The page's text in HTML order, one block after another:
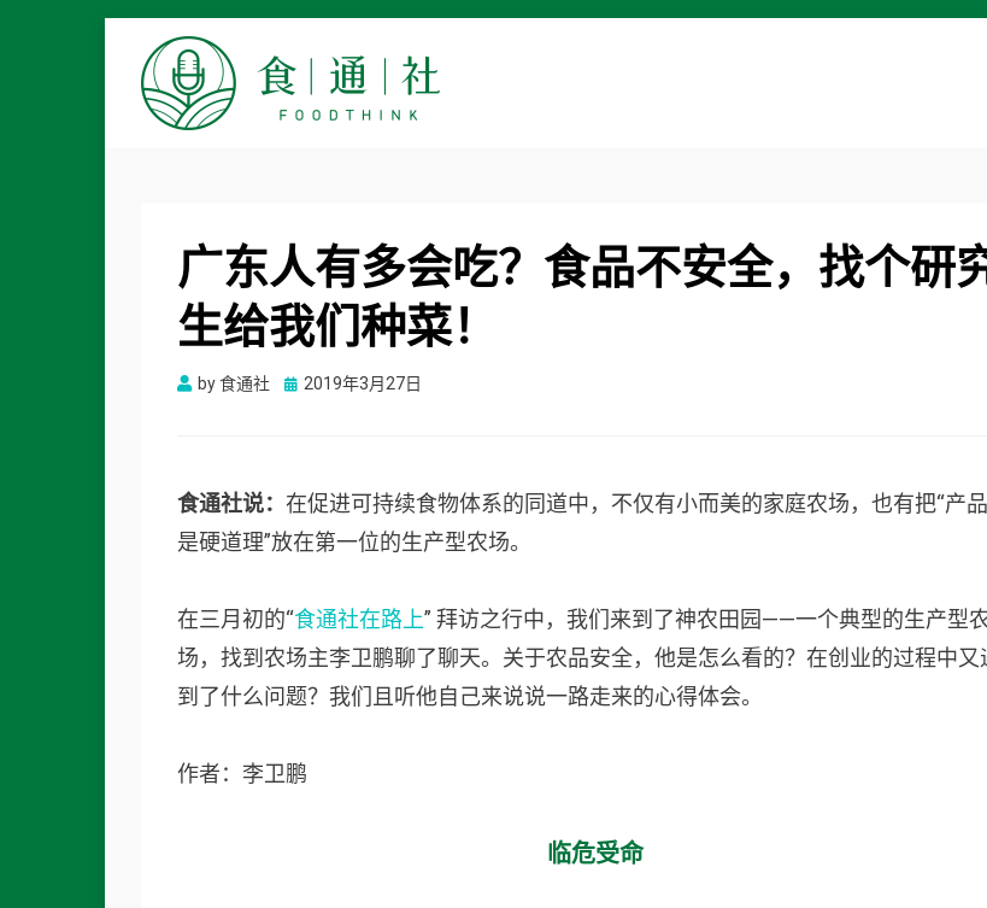
广东人有多会吃？食品不安全，找个研
生给我们种菜！
by食通社
Posted
2019年3月27日
食通社说： 在促进可持续食物体系的同道中，不仅有小而美的家庭农场，也有把“产
是硬道理”放在第一位的生产型农场。
在三月初的“食通社在路上” 拜访之行中，我们来到了神农田园——一个典型的生产型
场，找到农场主李卫鹏聊了聊天。关于农品安全，他是怎么看的？在创业的过程中又
到了什么问题？我们且听他自己来说说一路走来的心得体会。
作者：李卫鹏
临危受命